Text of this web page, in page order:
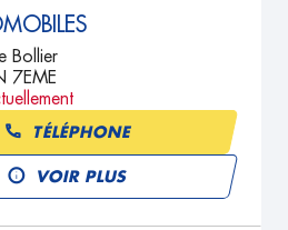
Bollier
7EME
TÉLÉPHONE
VOIR PLUS